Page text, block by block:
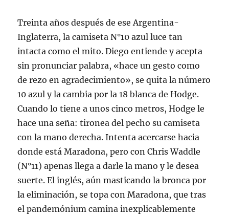
Treinta años después de ese Argentina-
Inglaterra, la camiseta N°10 azul luce tan
intacta como el mito. Diego entiende y acepta
sin pronunciar palabra, «hace un gesto como
de rezo en agradecimiento», se quita la número
10 azul y la cambia por la 18 blanca de Hodge.
Cuando lo tiene a unos cinco metros, Hodge le
hace una seña: tironea del pecho su camiseta
con la mano derecha. Intenta acercarse hacia
donde está Maradona, pero con Chris Waddle
(N°11) apenas llega a darle la mano y le desea
suerte. El inglés, aún masticando la bronca por
la eliminación, se topa con Maradona, que tras
el pandemónium camina inexplicablemente